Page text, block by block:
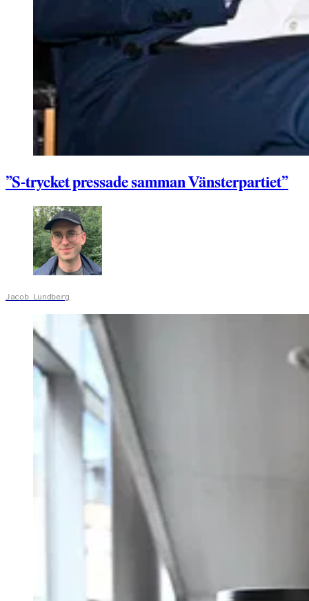
”S-trycket pressade samman Vänsterpartiet”
Jacob Lundberg